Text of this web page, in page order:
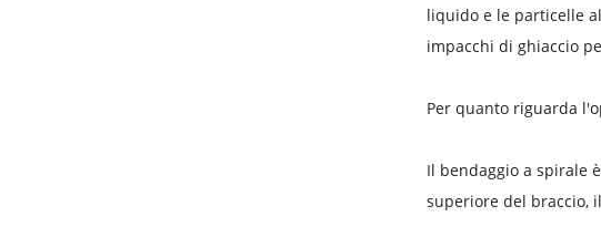
liquido e le particelle
impacchi di ghiaccio
Per quanto riguarda
Il bendaggio a spirale
superiore del braccio,